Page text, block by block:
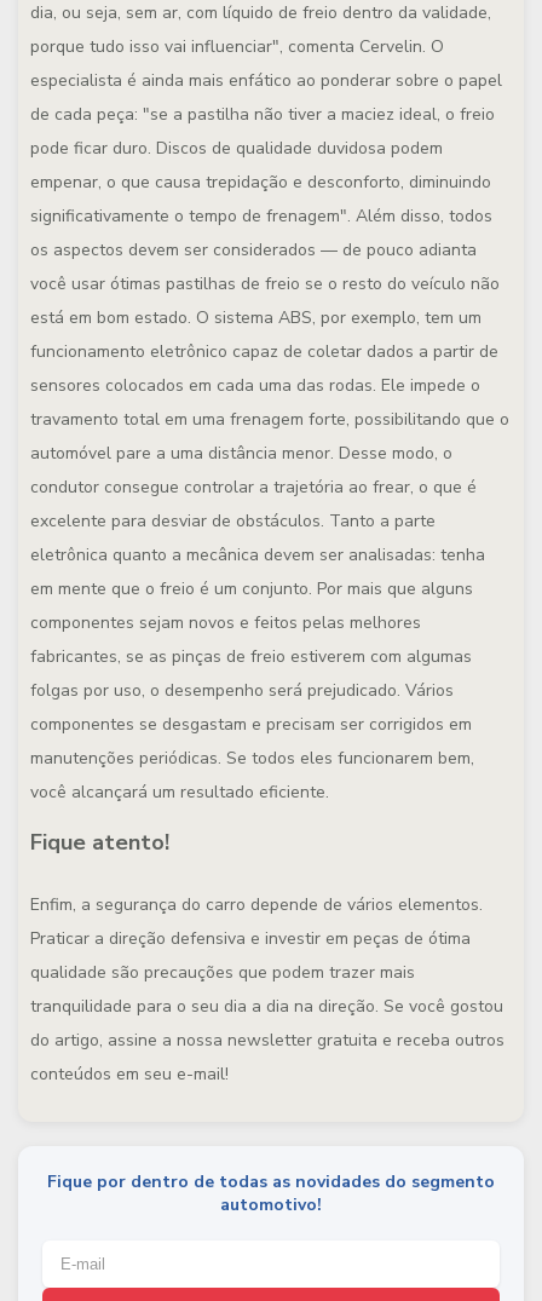
dia, ou seja, sem ar, com líquido de freio dentro da validade,
porque tudo isso vai influenciar", comenta Cervelin. O
especialista é ainda mais enfático ao ponderar sobre o papel
de cada peça: "se a pastilha não tiver a maciez ideal, o freio
pode ficar duro. Discos de qualidade duvidosa podem
empenar, o que causa trepidação e desconforto, diminuindo
significativamente o tempo de frenagem". Além disso, todos
os aspectos devem ser considerados — de pouco adianta
você usar ótimas pastilhas de freio se o resto do veículo não
está em bom estado. O sistema ABS, por exemplo, tem um
funcionamento eletrônico capaz de coletar dados a partir de
sensores colocados em cada uma das rodas. Ele impede o
travamento total em uma frenagem forte, possibilitando que o
automóvel pare a uma distância menor. Desse modo, o
condutor consegue controlar a trajetória ao frear, o que é
excelente para desviar de obstáculos. Tanto a parte
eletrônica quanto a mecânica devem ser analisadas: tenha
em mente que o freio é um conjunto. Por mais que alguns
componentes sejam novos e feitos pelas melhores
fabricantes, se as pinças de freio estiverem com algumas
folgas por uso, o desempenho será prejudicado. Vários
componentes se desgastam e precisam ser corrigidos em
manutenções periódicas. Se todos eles funcionarem bem,
você alcançará um resultado eficiente.
Fique atento!
Enfim, a segurança do carro depende de vários elementos.
Praticar a direção defensiva e investir em peças de ótima
qualidade são precauções que podem trazer mais
tranquilidade para o seu dia a dia na direção. Se você gostou
do artigo, assine a nossa newsletter gratuita e receba outros
conteúdos em seu e-mail!
Fique por dentro de todas as novidades do segmento
automotivo!